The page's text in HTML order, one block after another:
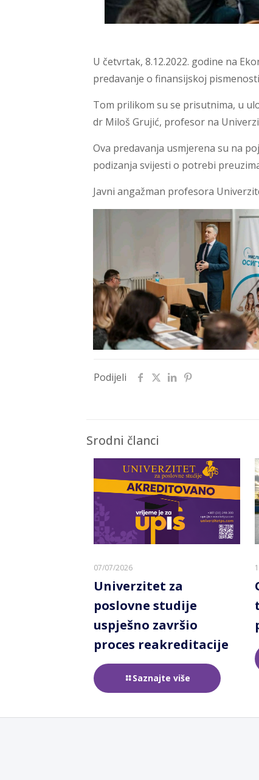
U četvrtak, 8.12.2022. godine na
predavanje o finansijskoj
Tom prilikom su se prisutnima, u
dr Miloš Grujić, profesor na
Ova predavanja usmjerena su na
podizanja svijesti o potrebi
Javni angažman profesora
Podijeli
Srodni članci
07/07/2026
Univerzitet za
poslovne studije
uspješno završio
proces reakreditacije
Saznajte više